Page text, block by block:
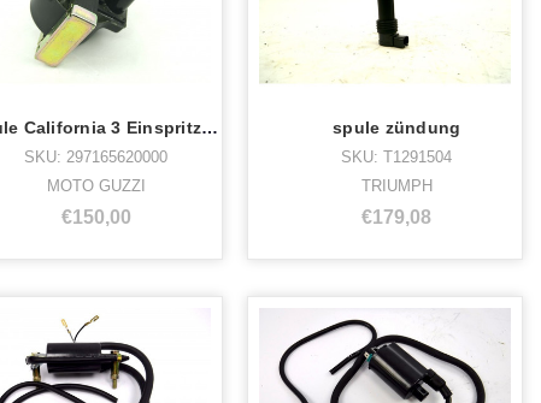
Spule California 3 Einspritzung
SKU: 297165620000
MOTO GUZZI
€150,00
spule zündung
SKU: T1291504
TRIUMPH
€179,08